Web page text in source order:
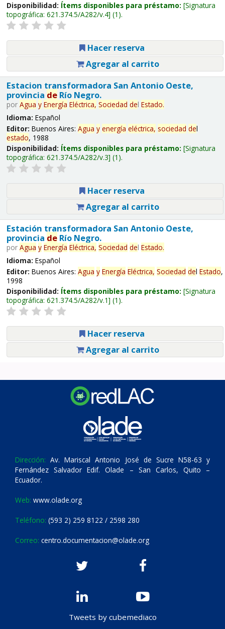
Disponibilidad: Ítems disponibles para préstamo: Signatura
topográfica: 621.374.5/A282/v.4 (1).
Hacer reserva
Agregar al carrito
Estacion transformadora San Antonio Oeste,
provincia deRío Negro.
por Agua y Energía Eléctrica, Sociedad del Estado.
Idioma: Español
Editor: Buenos Aires: Agua y energía eléctrica, sociedad del
estado, 1988
Disponibilidad: Ítems disponibles para préstamo: Signatura
topográfica: 621.374.5/A282/v.3 (1).
Hacer reserva
Agregar al carrito
Estación transformadora San Antonio Oeste,
provincia deRío Negro.
por Agua y Energía Eléctrica, Sociedad del Estado.
Idioma: Español
Editor: Buenos Aires: Agua y Energía Eléctrica, Sociedad del Estado,
1998
Disponibilidad: Ítems disponibles para préstamo: Signatura
topográfica: 621.374.5/A282/v.1 (1).
Hacer reserva
Agregar al carrito
Dirección: Av. Mariscal Antonio José de Sucre N58-63 y
Fernández Salvador Edif. Olade – San Carlos, Quito –
Ecuador.
Web: www.olade.org
Teléfono: (593 2) 259 8122 / 2598 280
Correo: centro.documentacion@olade.org
Tweets by cubemediaco